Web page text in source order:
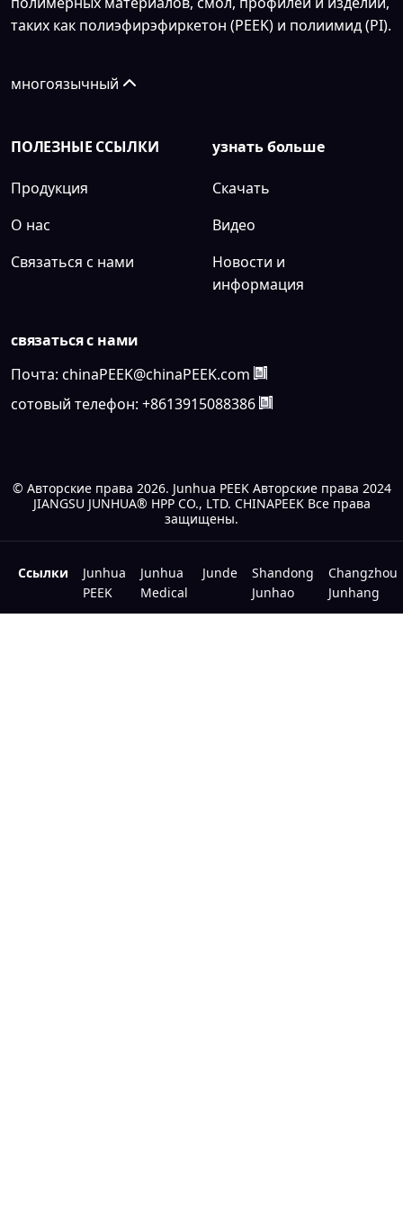
таких как полиэфирэфиркетон (PEEK) и полиимид (PI).
многоязычный
ПОЛЕЗНЫЕ ССЫЛКИ
Продукция
О нас
Связаться с нами
узнать больше
Скачать
Видео
Новости и
информация
связаться с нами
Почта: chinaPEEK@chinaPEEK.com
сотовый телефон: +8613915088386
© Авторские права 2026. Junhua PEEK Авторские права 2024
JIANGSU JUNHUA® HPP CO., LTD. CHINAPEEK Все права
защищены.
Ссылки
Junhua
PEEK
Junhua
Medical
Junde
Shandong
Junhao
Changzhou
Junhang